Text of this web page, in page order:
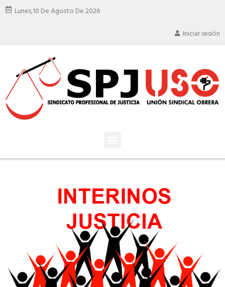
Lunes,10 De Agosto De 2026
Iniciar sesión